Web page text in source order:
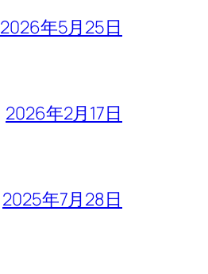
2026年5月25日
2026年2月17日
2025年7月28日